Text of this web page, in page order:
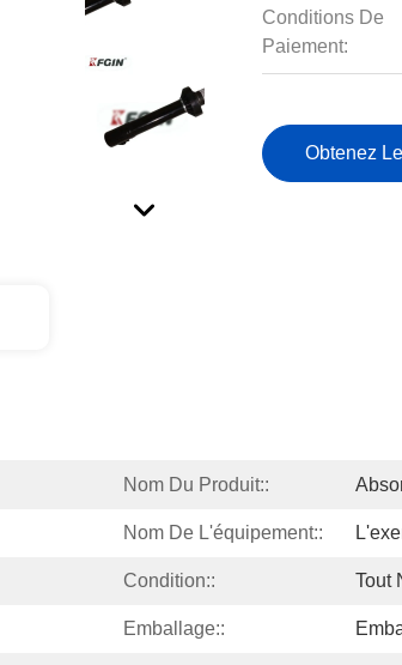
Conditions De
Paiement:
Obtenez
Nom Du Produit::
Nom De L'équipement::
Condition:: Tout
Emballage::